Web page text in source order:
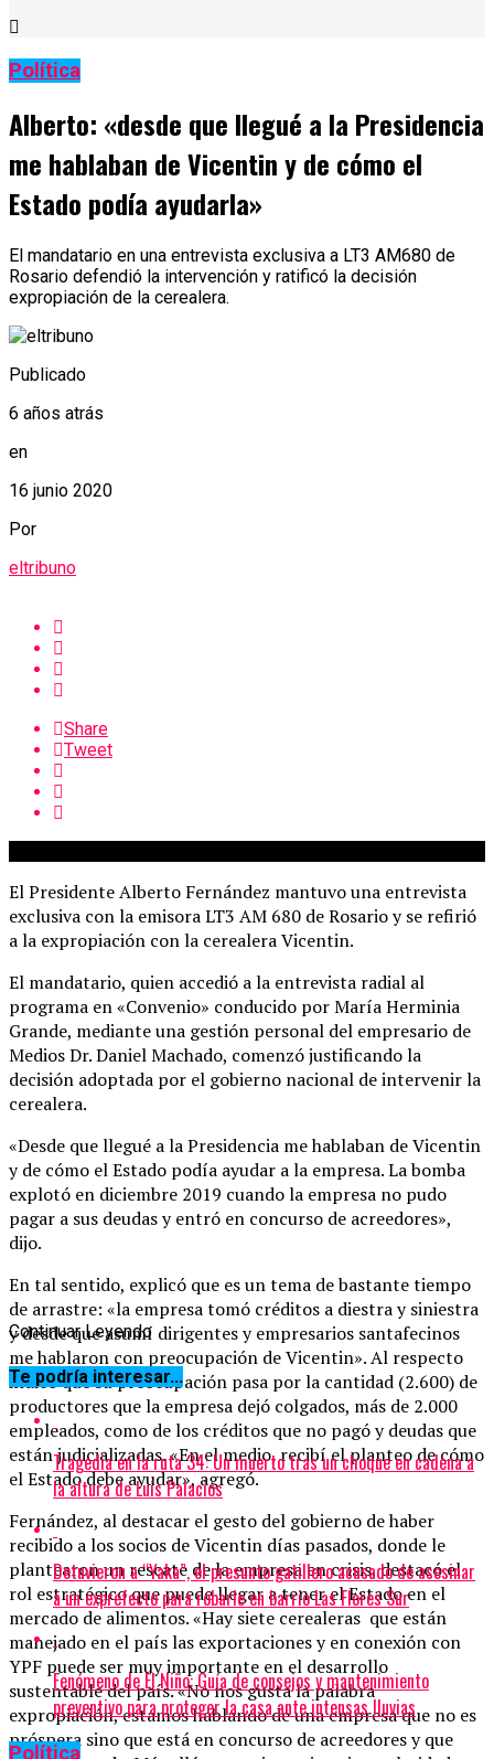
Política
Alberto: «desde que llegué a la Presidencia
me hablaban de Vicentin y de cómo el
Estado podía ayudarla»
El mandatario en una entrevista exclusiva a LT3 AM680 de
Rosario defendió la intervención y ratificó la decisión
expropiación de la cerealera.
Publicado
6 años atrás
en
16 junio 2020
Por
eltribuno
Share
Tweet
El Presidente Alberto Fernández mantuvo una entrevista
exclusiva con la emisora LT3 AM 680 de Rosario y se refirió
a la expropiación con la cerealera Vicentin.
El mandatario, quien accedió a la entrevista radial al
programa en «Convenio» conducido por María Herminia
Grande, mediante una gestión personal del empresario de
Medios Dr. Daniel Machado, comenzó justificando la
decisión adoptada por el gobierno nacional de intervenir la
cerealera.
«Desde que llegué a la Presidencia me hablaban de Vicentin
y de cómo el Estado podía ayudar a la empresa. La bomba
explotó en diciembre 2019 cuando la empresa no pudo
pagar a sus deudas y entró en concurso de acreedores»,
dijo.
En tal sentido, explicó que es un tema de bastante tiempo
de arrastre: «la empresa tomó créditos a diestra y siniestra
y desde que asumí dirigentes y empresarios santafecinos
me hablaron con preocupación de Vicentin». Al respecto
indicó que su preocupación pasa por la cantidad (2.600) de
productores que la empresa dejó colgados, más de 2.000
empleados, como de los créditos que no pagó y deudas que
están judicializadas. «En el medio, recibí el planteo de cómo
el Estado debe ayudar», agregó.
Fernández, al destacar el gesto del gobierno de haber
recibido a los socios de Vicentin días pasados, donde le
plantearon un rescate de la empresa en crisis, destacó el
rol estratégico que puede llegar a tener el Estado en el
mercado de alimentos. «Hay siete cerealeras que están
manejado en el país las exportaciones y en conexión con
YPF puede ser muy importante en el desarrollo
sustentable del país. «No nos gusta la palabra
expropiación, estamos hablando de una empresa que no es
próspera sino que está en concurso de acreedores y que
Continuar Leyendo
Te podría interesar...
Tragedia en la ruta 34: Un muerto tras un choque en cadena a
la altura de Luis Palacios
Detuvieron a “Yaka”, el presunto gatillero acusado de asesinar
a un exprefecto para robarle en barrio Las Flores Sur
Fenómeno de El Niño: Guía de consejos y mantenimiento
preventivo para proteger la casa ante intensas lluvias
Política